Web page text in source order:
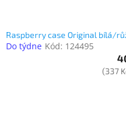
Raspberry case Original bílá/
Do týdne Kód: 124495
(337